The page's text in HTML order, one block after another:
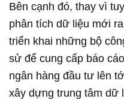
Bên cạnh đó, thay vì
phân tích dữ liệu mới
triển khai những bộ
sử để cung cấp báo
ngân hàng đầu tư lên
xây dựng trung tâm dữ